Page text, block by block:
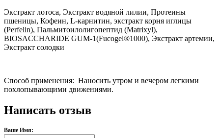
Экстракт лотоса, Экстракт водяной лилии, Протеины
пшеницы, Кофеин, L-карнитин, экстракт корня иглицы
(Perfelin), Пальмитоилолигопептид (Matrixyl),
BIOSACCHARIDE GUM-1(Fucogel®1000), Экстракт артемии,
Экстракт солодки
Способ применения: Наносить утром и вечером легкими
похлопывающими движениями.
Написать отзыв
Ваше Имя: